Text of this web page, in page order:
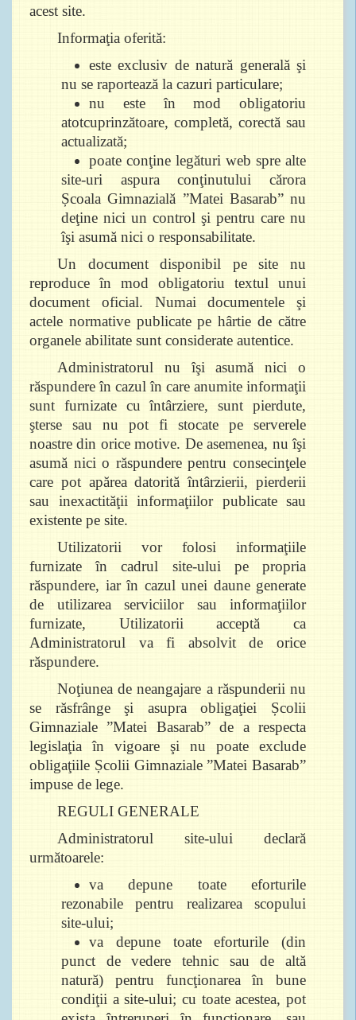
acest site.
Informaţia oferită:
este exclusiv de natură generală şi
nu se raportează la cazuri particulare;
nu este în mod obligatoriu
atotcuprinzătoare, completă, corectă sau
actualizată;
poate conţine legături web spre alte
site-uri aspura conţinutului cărora
Școala Gimnazială ”Matei Basarab” nu
deţine nici un control şi pentru care nu
îşi asumă nici o responsabilitate.
Un document disponibil pe site nu
reproduce în mod obligatoriu textul unui
document oficial. Numai documentele şi
actele normative publicate pe hârtie de către
organele abilitate sunt considerate autentice.
Administratorul nu îşi asumă nici o
răspundere în cazul în care anumite informaţii
sunt furnizate cu întârziere, sunt pierdute,
şterse sau nu pot fi stocate pe serverele
noastre din orice motive. De asemenea, nu îşi
asumă nici o răspundere pentru consecinţele
care pot apărea datorită întârzierii, pierderii
sau inexactităţii informaţiilor publicate sau
existente pe site.
Utilizatorii vor folosi informaţiile
furnizate în cadrul site-ului pe propria
răspundere, iar în cazul unei daune generate
de utilizarea serviciilor sau informaţiilor
furnizate, Utilizatorii acceptă ca
Administratorul va fi absolvit de orice
răspundere.
Noţiunea de neangajare a răspunderii nu
se răsfrânge şi asupra obligaţiei Școlii
Gimnaziale ”Matei Basarab” de a respecta
legislaţia în vigoare şi nu poate exclude
obligaţiile Școlii Gimnaziale ”Matei Basarab”
impuse de lege.
REGULI GENERALE
Administratorul site-ului declară
următoarele:
va depune toate eforturile
rezonabile pentru realizarea scopului
site-ului;
va depune toate eforturile (din
punct de vedere tehnic sau de altă
natură) pentru funcţionarea în bune
condiţii a site-ului; cu toate acestea, pot